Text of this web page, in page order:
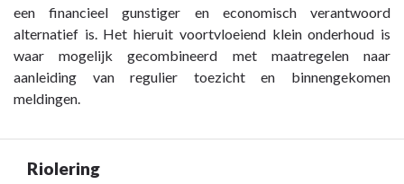
een financieel gunstiger en economisch verantwoord
alternatief is. Het hieruit voortvloeiend klein onderhoud is
waar mogelijk gecombineerd met maatregelen naar
aanleiding van regulier toezicht en binnengekomen
meldingen.
Riolering